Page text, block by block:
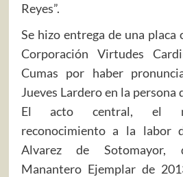
Reyes”.
Se hizo entrega de una placa
Corporación Virtudes
Cumas por haber
Jueves Lardero en la persona
El acto central, el
reconocimiento a la labor
Alvarez de Sotomayor,
Manantero Ejemplar de